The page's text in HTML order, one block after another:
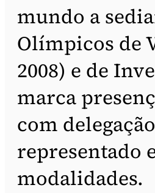
mundo a
Olímpicos de
2008) e de
marca
com
representado
modalidades.